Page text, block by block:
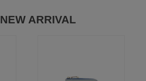
NEW ARRIVAL